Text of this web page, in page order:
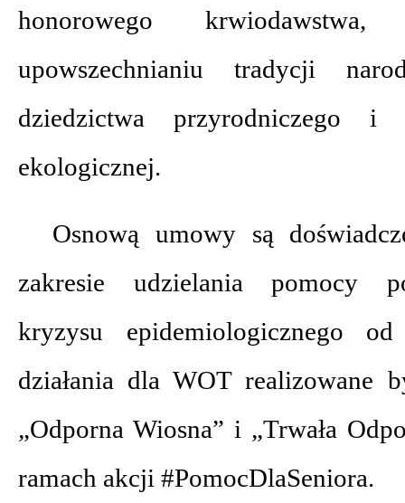
honorowego
upowszechnianiu tradycji
dziedzictwa przyrodniczego i
ekologicznej.
Osnową umowy są
zakresie udzielania pomocy
kryzysu epidemiologicznego
działania dla WOT realizowane
„Odporna Wiosna” i „Trwała
ramach akcji #PomocDlaSeniora.